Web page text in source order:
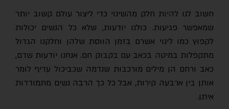
חשוב לנו להיות חלק מהשינוי כדי ליצור עולם קשוב יותר
שמאפשר פגיעות. כולנו יודעות, שלא כל הנשים יכולות
לקפוץ כמו לינוי אשרם בזמן הווסת שלהן וחלקנו הגדול
מתקפלות במיטה בכאב עם בקבוק חם. אנחנו יודעות שדם,
כאב ורחם הן מילים מורכבות שנדמה שכביכול עדיף לומר
אותן בין ארבעה קירות, אבל כל כך הרבה נשים מתמודדות
איתן.